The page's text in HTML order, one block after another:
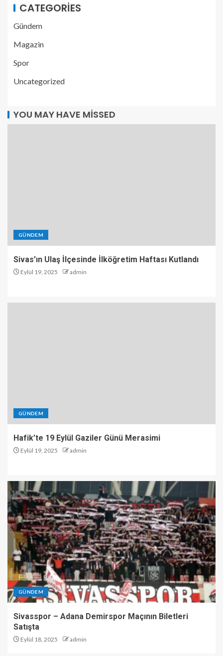
CATEGORIES
Gündem
Magazin
Spor
Uncategorized
YOU MAY HAVE MISSED
GÜNDEM
Sivas’ın Ulaş İlçesinde İlköğretim Haftası Kutlandı
Eylül 19, 2025 admin
GÜNDEM
Hafik’te 19 Eylül Gaziler Günü Merasimi
Eylül 19, 2025 admin
GÜNDEM
Sivasspor – Adana Demirspor Maçının Biletleri
Satışta
Eylül 18, 2025 admin